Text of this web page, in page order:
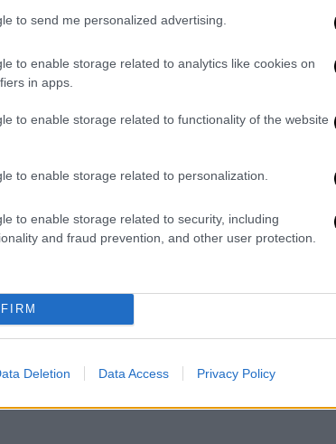
to send me personalized advertising.
to enable storage related to analytics like cookies on
in apps.
to enable storage related to functionality of the website
to enable storage related to personalization.
to enable storage related to security, including
and fraud prevention, and other user protection.
Deletion Data Access Privacy Policy